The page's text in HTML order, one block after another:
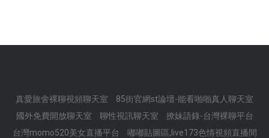
真愛旅舍裸聊視頻聊天室
85街官網st論壇-能看啪啪真人聊天室
國外免費開放聊天室
聊性視訊聊天室
撩妹語錄-台灣裸聊平台
台灣momo520美女直播平台
嘟嘟貼圖區,live173色情視頻直播間